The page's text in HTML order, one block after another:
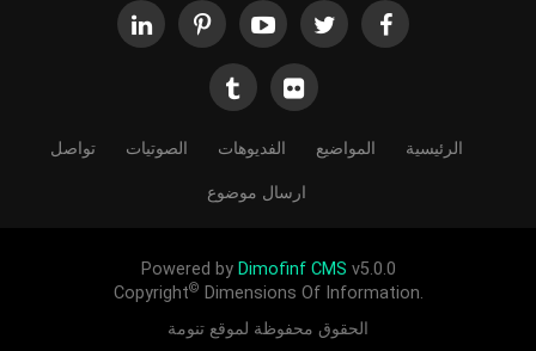
الرئيسية المواضيع الفديوهات الصوتيات تواصل
ارسال موضوع
Powered by Dimofinf CMS v5.0.0
Copyright© Dimensions Of Information.
الحقوق محفوظة لموقع تنومة